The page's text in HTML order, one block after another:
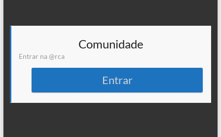
Comunidade
Entrar na @rca
Entrar